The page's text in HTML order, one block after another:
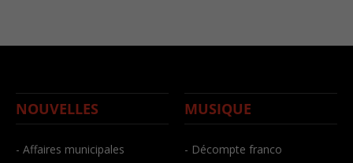
NOUVELLES
- Affaires municipales
MUSIQUE
- Décompte franco